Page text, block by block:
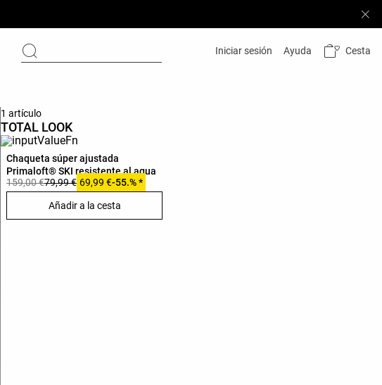
Iniciar sesión Ayuda Cesta
1 artículo
TOTAL LOOK
Chaqueta súper ajustada
Primaloft® SKI resistente al agua
159,00 €79,99 € 69,99 €-55.% *
Añadir a la cesta